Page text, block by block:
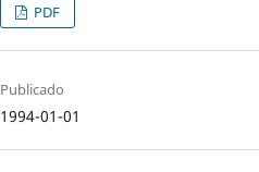
PDF
Publicado
1994-01-01